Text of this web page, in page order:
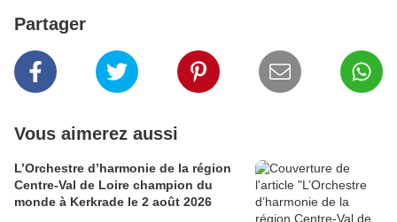
Partager
Vous aimerez aussi
L’Orchestre d’harmonie de la région
Centre-Val de Loire champion du
monde à Kerkrade le 2 août 2026